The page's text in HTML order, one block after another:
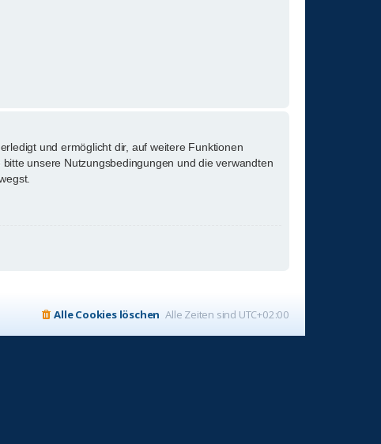
und ermöglicht dir, auf weitere Funktionen
unsere Nutzungsbedingungen und die verwandten
Alle Zeiten sind UTC+02:00
Alle Cookies löschen